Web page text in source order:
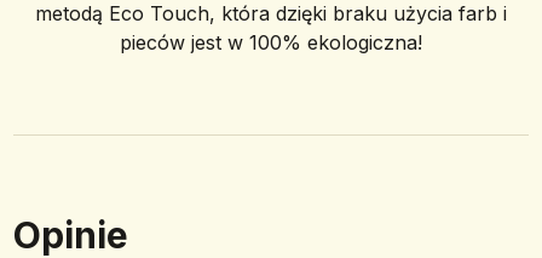
metodą Eco Touch, która dzięki braku użycia farb i
pieców jest w 100% ekologiczna!
Opinie